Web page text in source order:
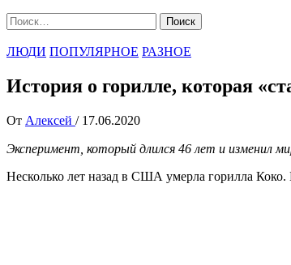
Найти:
ЛЮДИ ПОПУЛЯРНОЕ РАЗНОЕ
История о горилле, которая
От Алексей / 17.06.2020
Эксперимент, который длился 46 лет и изменил
Несколько лет назад в США умерла горилла